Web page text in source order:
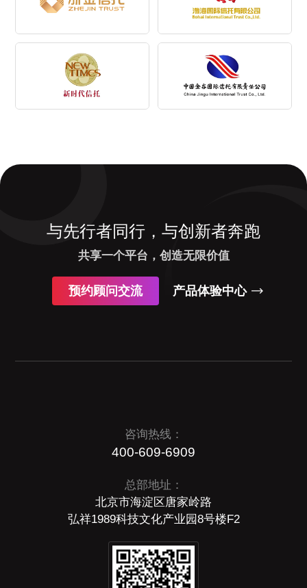
与先行者同行，与创新者奔跑
共享一个平台，创造无限价值
预约顾问交流 产品体验中心
咨询热线：
400-609-6909
总部地址：
北京市海淀区唐家岭路
弘祥1989科技文化产业园8号楼F2